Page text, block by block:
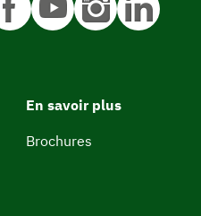
En savoir plus
Brochures